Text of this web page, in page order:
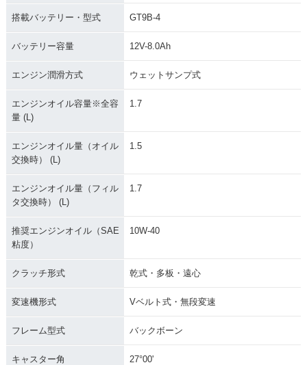
搭載バッテリー・型式 GT9B-4
バッテリー容量 12V-8.0Ah
エンジン潤滑方式 ウェットサンプ式
エンジンオイル容量※全容
量 (L)
1.7
エンジンオイル量（オイル
交換時） (L)
1.5
エンジンオイル量（フィル
タ交換時） (L)
1.7
推奨エンジンオイル（SAE
粘度）
10W-40
クラッチ形式 乾式・多板・遠心
変速機形式 Vベルト式・無段変速
フレーム型式 バックボーン
キャスター角 27°00'